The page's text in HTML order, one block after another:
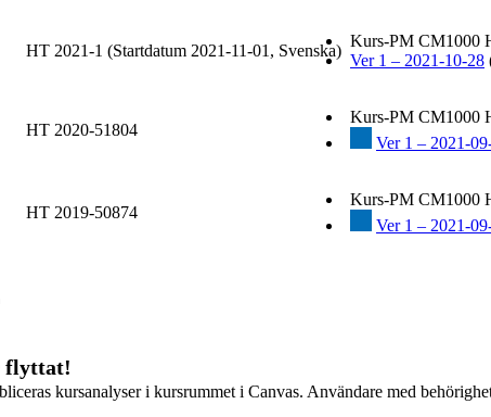
HT 2021-1 (Startdatum 2021-11-01, Svenska)
Kurs-PM CM1000
Ver 1 – 2021-10-28
HT 2020-51804
Kurs-PM CM1000
Ver 1 – 2021-
HT 2019-50874
Kurs-PM CM1000
Ver 1 – 2021-
flyttat!
kursanalyser i kursrummet i Canvas. Användare med